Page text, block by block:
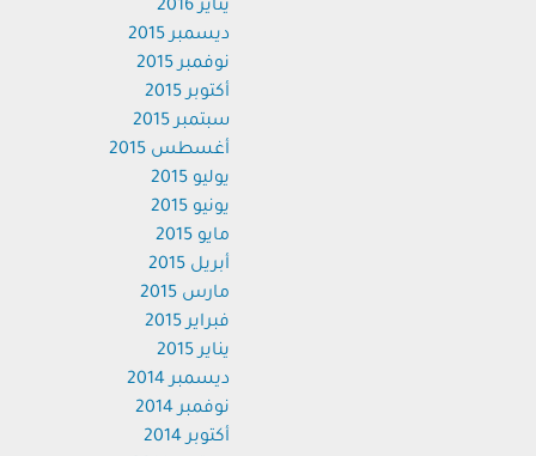
يناير 2016
ديسمبر 2015
نوفمبر 2015
أكتوبر 2015
سبتمبر 2015
أغسطس 2015
يوليو 2015
يونيو 2015
مايو 2015
أبريل 2015
مارس 2015
فبراير 2015
يناير 2015
ديسمبر 2014
نوفمبر 2014
أكتوبر 2014